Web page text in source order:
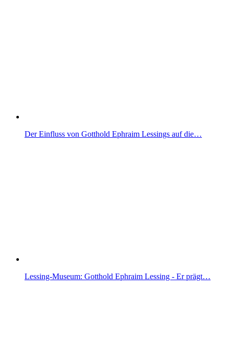
Der Einfluss von Gotthold Ephraim Lessings auf die…
Lessing-Museum: Gotthold Ephraim Lessing - Er prägt…